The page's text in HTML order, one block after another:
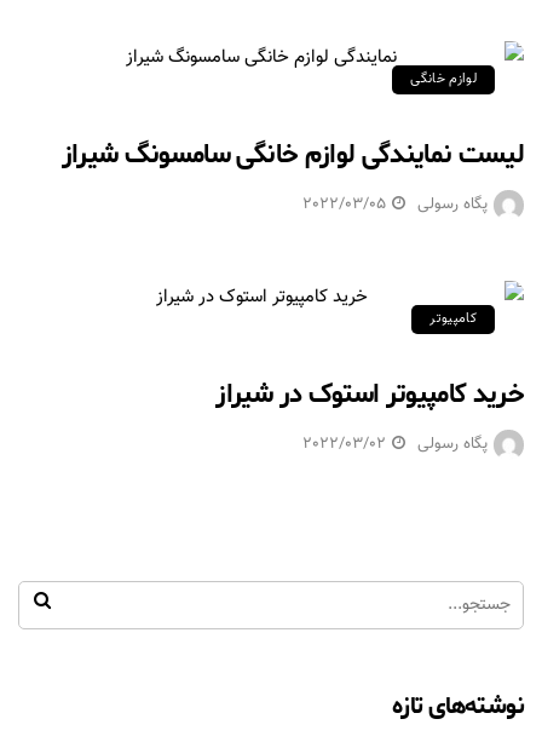
لوازم خانگی
لیست نمایندگی لوازم خانگی سامسونگ شیراز
پگاه رسولی 2022/03/05
کامپیوتر
خرید کامپیوتر استوک در شیراز
پگاه رسولی 2022/03/02
نوشته‌های تازه